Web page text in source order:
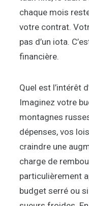
chaque mois
votre contrat.
pas d’un iota.
financière.
Quel est l’intérêt
Imaginez votre
montagnes
dépenses, vos
craindre une
charge de
particulièrement
budget serré ou